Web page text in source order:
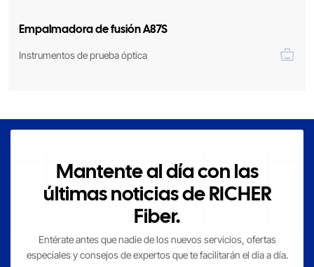
Empalmadora de fusión A87S
Instrumentos de prueba óptica
Mantente al día con las
últimas noticias de RICHER
Fiber.
Entérate antes que nadie de los nuevos servicios, ofertas
especiales y consejos de expertos que te facilitarán el día a día.